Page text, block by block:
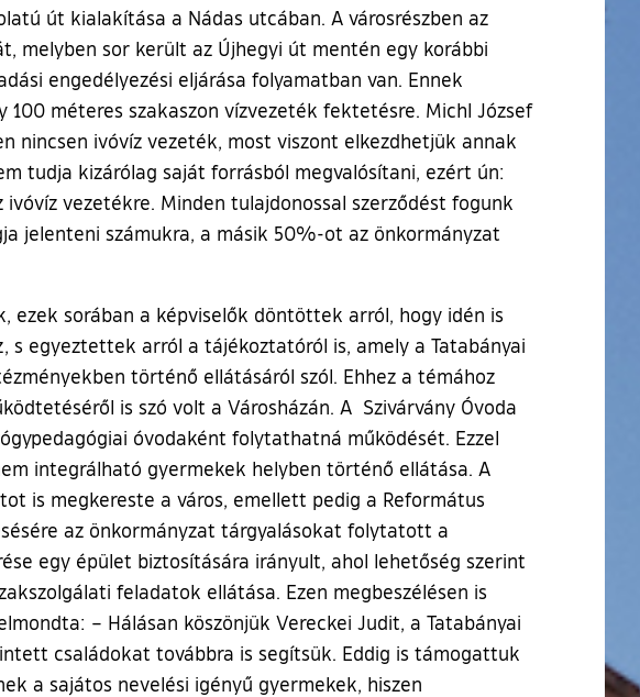
út kialakítása a Nádas utcában. A városrészben az
melyben sor került az Újhegyi út mentén egy korábbi
engedélyezési eljárása folyamatban van. Ennek
méteres szakaszon vízvezeték fektetésre. Michl József
ivóvíz vezeték, most viszont elkezdhetjük annak
tudja kizárólag saját forrásból megvalósítani, ezért ún:
vezetékre. Minden tulajdonossal szerződést fogunk
jelenteni számukra, a másik 50%-ot az önkormányzat
ezek sorában a képviselők döntöttek arról, hogy idén is
s egyeztettek arról a tájékoztatóról is, amely a Tatabányai
történő ellátásáról szól. Ehhez a témához
is szó volt a Városházán. A Szivárvány Óvoda
óvodaként folytathatná működését. Ezzel
integrálható gyermekek helyben történő ellátása. A
is megkereste a város, emellett pedig a Református
az önkormányzat tárgyalásokat folytatott a
egy épület biztosítására irányult, ahol lehetőség szerint
feladatok ellátása. Ezen megbeszélésen is
– Hálásan köszönjük Vereckei Judit, a Tatabányai
családokat továbbra is segítsük. Eddig is támogattuk
a sajátos nevelési igényű gyermekek, hiszen